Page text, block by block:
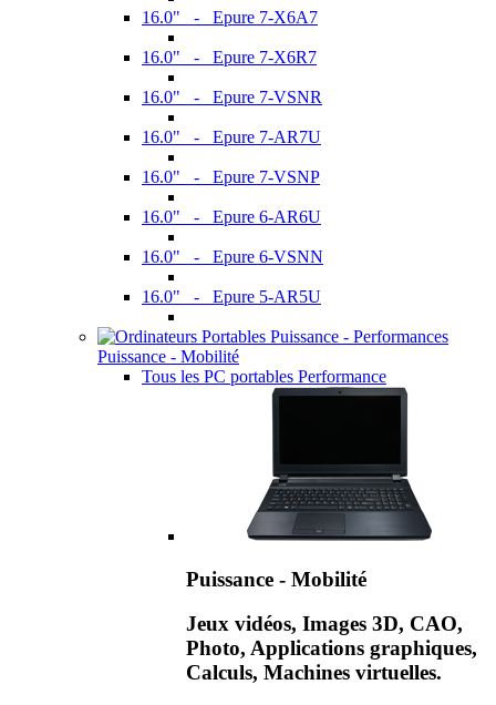
16.0" - Epure 7-X6A7
16.0" - Epure 7-X6R7
16.0" - Epure 7-VSNR
16.0" - Epure 7-AR7U
16.0" - Epure 7-VSNP
16.0" - Epure 6-AR6U
16.0" - Epure 6-VSNN
16.0" - Epure 5-AR5U
Puissance - Mobilité
Tous les PC portables Performance
Puissance - Mobilité
Jeux vidéos, Images 3D, CAO,
Photo, Applications graphiques,
Calculs, Machines virtuelles.